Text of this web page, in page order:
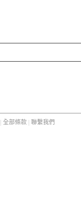
全部條款| 聯繫我們